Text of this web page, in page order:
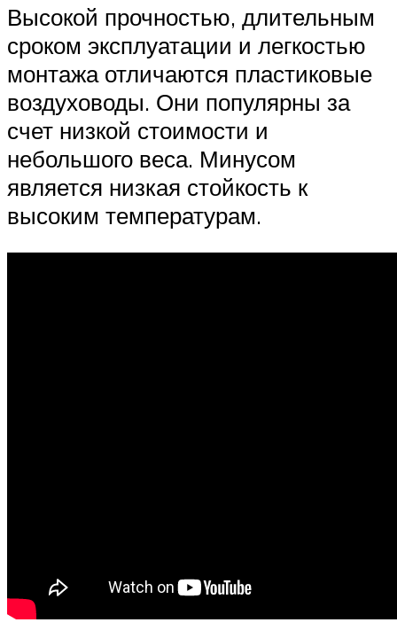
Высокой прочностью, длительным
сроком эксплуатации и легкостью
монтажа отличаются пластиковые
воздуховоды. Они популярны за
счет низкой стоимости и
небольшого веса. Минусом
является низкая стойкость к
высоким температурам.